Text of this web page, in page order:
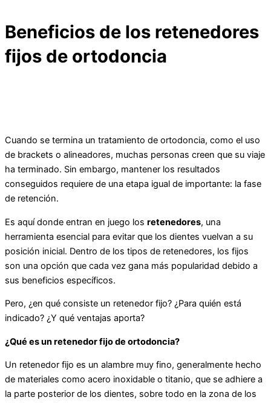
Beneficios de los retenedores
fijos de ortodoncia
Cuando se termina un tratamiento de ortodoncia, como el uso
de brackets o alineadores, muchas personas creen que su viaje
ha terminado. Sin embargo, mantener los resultados
conseguidos requiere de una etapa igual de importante: la fase
de retención.
Es aquí donde entran en juego los retenedores, una
herramienta esencial para evitar que los dientes vuelvan a su
posición inicial. Dentro de los tipos de retenedores, los fijos
son una opción que cada vez gana más popularidad debido a
sus beneficios específicos.
Pero, ¿en qué consiste un retenedor fijo? ¿Para quién está
indicado? ¿Y qué ventajas aporta?
¿Qué es un retenedor fijo de ortodoncia?
Un retenedor fijo es un alambre muy fino, generalmente hecho
de materiales como acero inoxidable o titanio, que se adhiere a
la parte posterior de los dientes, sobre todo en la zona de los